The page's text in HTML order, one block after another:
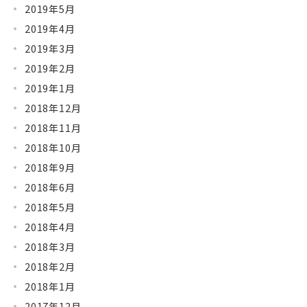
2019年5月
2019年4月
2019年3月
2019年2月
2019年1月
2018年12月
2018年11月
2018年10月
2018年9月
2018年6月
2018年5月
2018年4月
2018年3月
2018年2月
2018年1月